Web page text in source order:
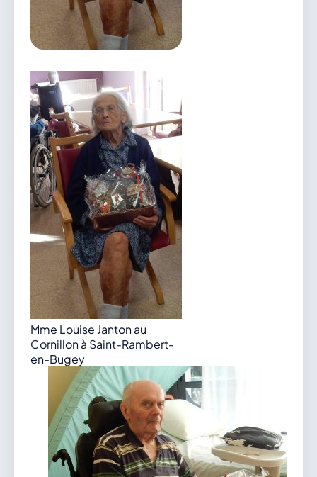
vous.
04 74 38 22 78
mairie@douvres.fr
140 Place de la Babillière, 01500 Douvres
Contacter la mairie
Le guichet des associations
publier une annonce
Mme Louise Janton au
Cornillon à Saint-Rambert-
en-Bugey